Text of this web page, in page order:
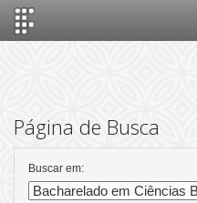
Página de Busca
Buscar em: